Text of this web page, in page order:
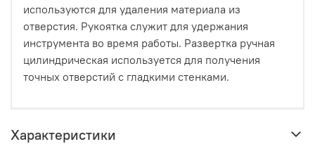
используются для удаления материала из
отверстия. Рукоятка служит для удержания
инструмента во время работы. Развертка ручная
цилиндрическая используется для получения
точных отверстий с гладкими стенками.
Характеристики